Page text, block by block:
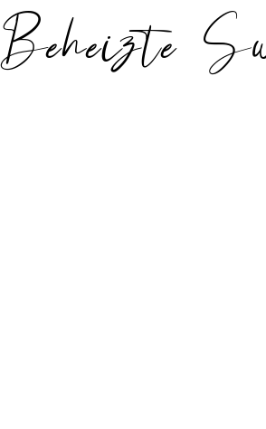
Beheizte